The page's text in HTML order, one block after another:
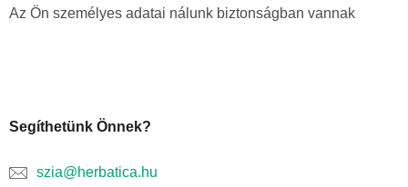
Az Ön személyes adatai nálunk biztonságban vannak
Segíthetünk Önnek?
szia@herbatica.hu